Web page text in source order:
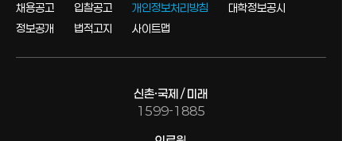
채용공고 입찰공고 개인정보처리방침
대학정보공시
정보공개
법적고지 사이트맵
신촌·국제 / 미래
1599-1885